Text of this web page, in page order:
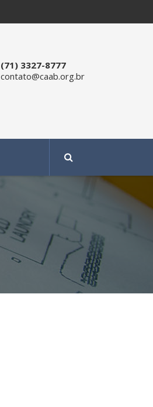
(71) 3327-8777
contato@caab.org.br